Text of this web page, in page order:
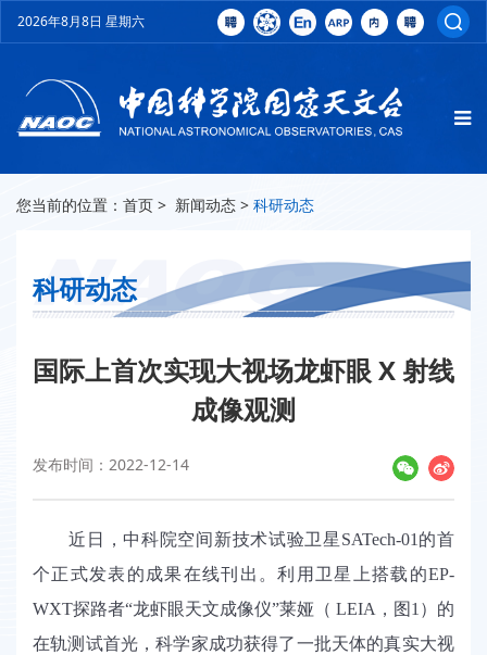
2026年8月8日 星期六
您当前的位置： 首页 > 新闻动态 > 科研动态
科研动态
国际上首次实现大视场龙虾眼 X 射线
成像观测
发布时间：2022-12-14
近日，中科院空间新技术试验卫星 SATech-01的首
个正式发表的成果在线刊出。利用卫星上搭载的EP-
WXT探路者“龙虾眼天文成像仪”莱娅（ LEIA，图1）的
在轨测试首光，科学家成功获得了一批天体的真实大视